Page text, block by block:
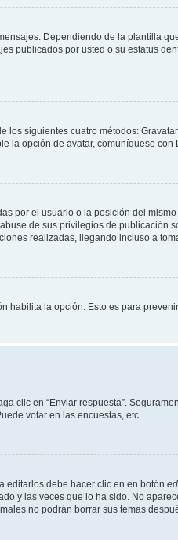
Dependiendo de la plantilla
publicados por usted o su estatus
siguientes cuatro métodos:
la opción de avatar, comuníquese
por el usuario o la posición del
de sus privilegios de publicación
realizadas, llegando incluso a
la opción. Esto es para
clic en “Enviar respuesta”.
votar en las encuestas, etc.
editarlos debe hacer clic en en botón
y las veces que lo ha sido. No
no podrán borrar sus temas